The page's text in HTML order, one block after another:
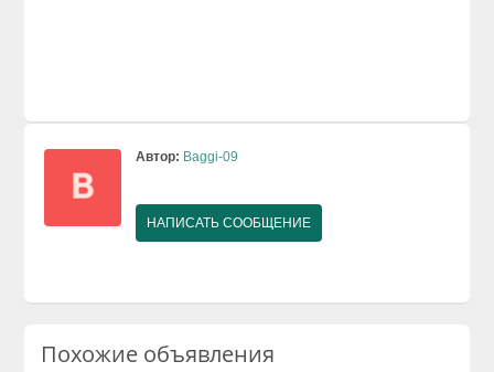
Автор: Baggi-09
НАПИСАТЬ СООБЩЕНИЕ
Похожие объявления